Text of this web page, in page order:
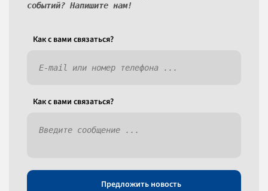
событий? Напишите нам!
Как c вами связаться?
Как c вами связаться?
Предложить новость